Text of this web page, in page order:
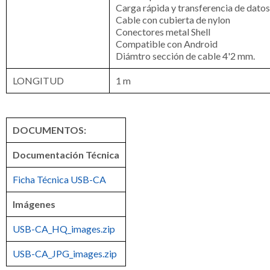
Carga rápida y transferencia de
Cable con cubierta de nylon
Conectores metal Shell
Compatible con Android
Diámtro sección de cable 4'2 mm.
LONGITUD 1 m
DOCUMENTOS:
Documentación Técnica
Ficha Técnica USB-CA
Imágenes
USB-CA_HQ_images.zip
USB-CA_JPG_images.zip